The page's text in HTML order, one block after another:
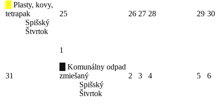
Plasty, kovy,
tetrapak
Spišský
Štvrtok
25 26 27 28 29 30
31
1
Komunálny odpad
zmiešaný
Spišský
Štvrtok
2 3 4 5 6